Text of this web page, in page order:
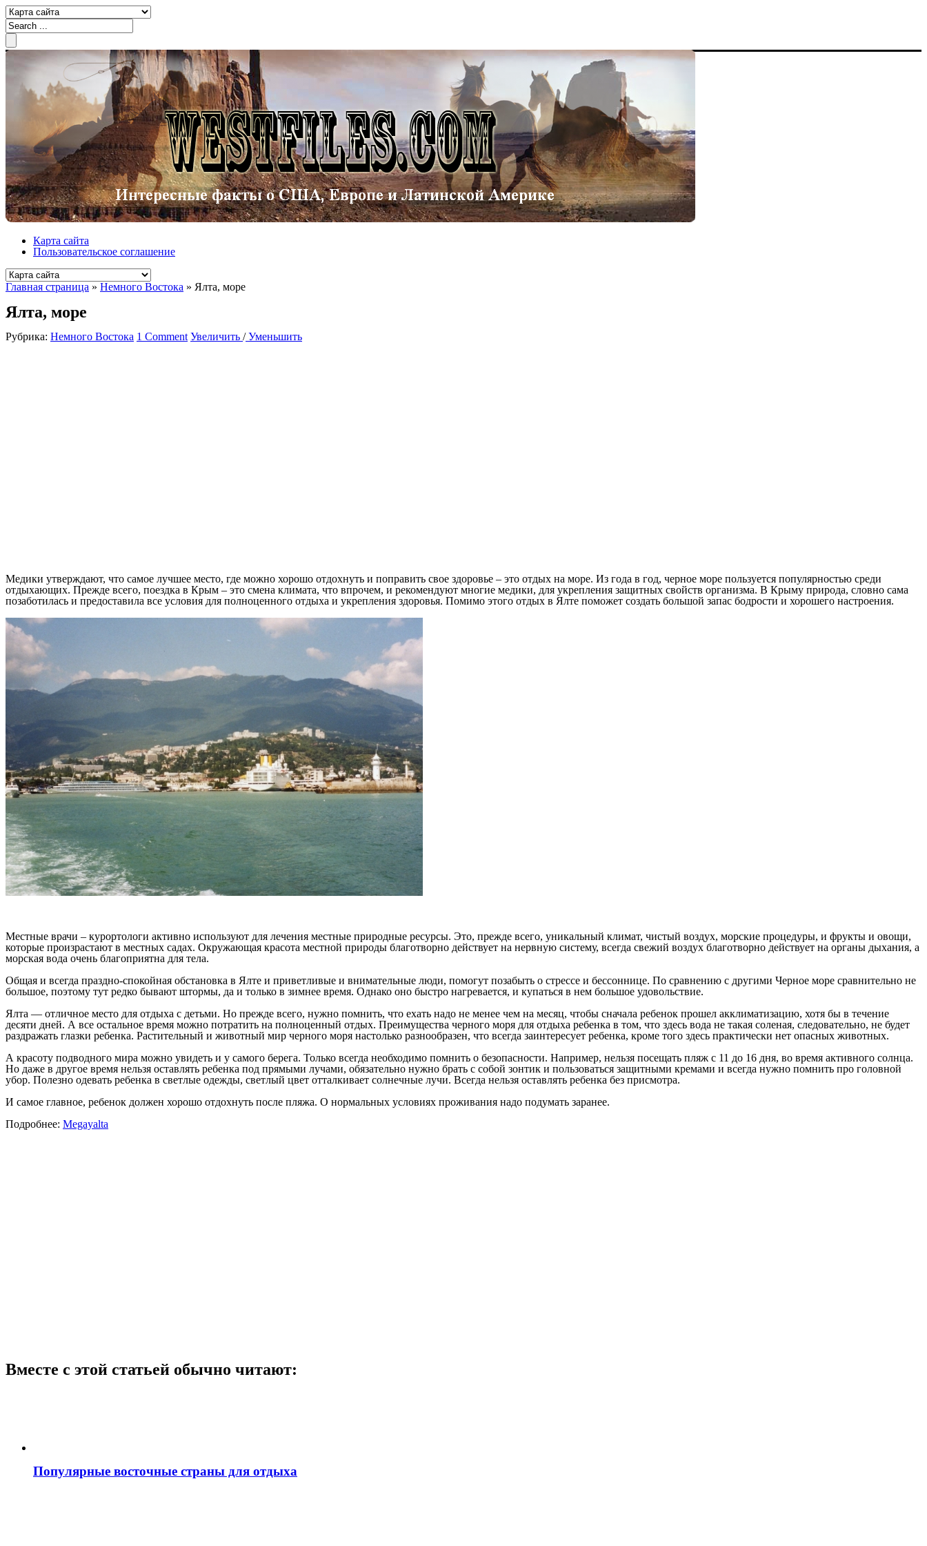
Карта сайта
Пользовательское соглашение
Главная страница » Немного Востока » Ялта, море
Ялта, море
Рубрика: Немного Востока 1 Comment Увеличить /Уменьшить
Медики утверждают, что самое лучшее место, где можно хорошо отдохнуть и поправить свое здоровье – это отдых на море. Из года в год, черное море пользуется популярностью среди
отдыхающих. Прежде всего, поездка в Крым – это смена климата, что впрочем, и рекомендуют многие медики, для укрепления защитных свойств организма. В Крыму природа, словно сама
позаботилась и предоставила все условия для полноценного отдыха и укрепления здоровья. Помимо этого отдых в Ялте поможет создать большой запас бодрости и хорошего настроения.
Местные врачи – курортологи активно используют для лечения местные природные ресурсы. Это, прежде всего, уникальный климат, чистый воздух, морские процедуры, и фрукты и овощи,
которые произрастают в местных садах. Окружающая красота местной природы благотворно действует на нервную систему, всегда свежий воздух благотворно действует на органы дыхания, а
морская вода очень благоприятна для тела.
Общая и всегда праздно-спокойная обстановка в Ялте и приветливые и внимательные люди, помогут позабыть о стрессе и бессоннице. По сравнению с другими Черное море сравнительно не
большое, поэтому тут редко бывают штормы, да и только в зимнее время. Однако оно быстро нагревается, и купаться в нем большое удовольствие.
Ялта — отличное место для отдыха с детьми. Но прежде всего, нужно помнить, что ехать надо не менее чем на месяц, чтобы сначала ребенок прошел акклиматизацию, хотя бы в течение
десяти дней. А все остальное время можно потратить на полноценный отдых. Преимущества черного моря для отдыха ребенка в том, что здесь вода не такая соленая, следовательно, не будет
раздражать глазки ребенка. Растительный и животный мир черного моря настолько разнообразен, что всегда заинтересует ребенка, кроме того здесь практически нет опасных животных.
А красоту подводного мира можно увидеть и у самого берега. Только всегда необходимо помнить о безопасности. Например, нельзя посещать пляж с 11 до 16 дня, во время активного солнца.
Но даже в другое время нельзя оставлять ребенка под прямыми лучами, обязательно нужно брать с собой зонтик и пользоваться защитными кремами и всегда нужно помнить про головной
убор. Полезно одевать ребенка в светлые одежды, светлый цвет отталкивает солнечные лучи. Всегда нельзя оставлять ребенка без присмотра.
И самое главное, ребенок должен хорошо отдохнуть после пляжа. О нормальных условиях проживания надо подумать заранее.
Подробнее: Megayalta
Вместе с этой статьей обычно читают:
Популярные восточные страны для отдыха